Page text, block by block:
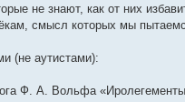
не знают, как от них
смысл которых мы
(не аутистами):
Ф. А. Вольфа